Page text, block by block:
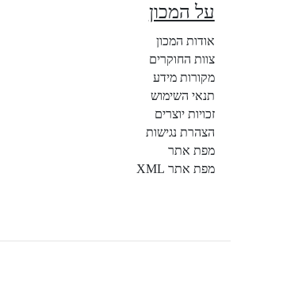
על המכון
אודות המכון
צוות החוקרים
מקורות מידע
תנאי השימוש
זכויות יוצרים
הצהרת נגישות
מפת אתר
מפת אתר XML